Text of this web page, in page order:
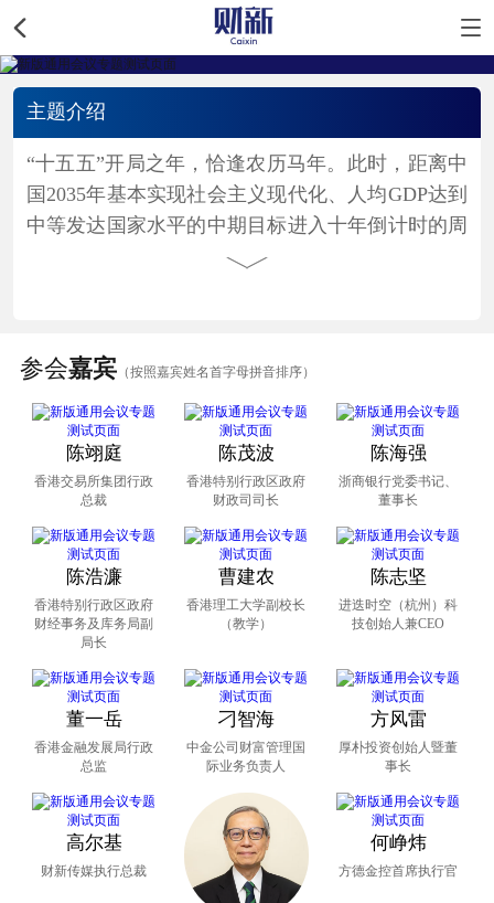
主题介绍
“十五五”开局之年，恰逢农历马年。此时，距离中
国2035年基本实现社会主义现代化、人均GDP达到
中等发达国家水平的中期目标进入十年倒计时的周
期。在全球局势激烈演变、不确定性加剧的当下，
动荡的最大砝码。
势在全球化失速、全球市场愈发碎片化的时代，显
得尤为重要。而周边区域融合发展的区域一体化，
正是这种强大国内市场的动力所在。无论是联通东
圈，都是中国高质量发展的核心引擎。改开迄今已
近五十载，期间有过不少经验总结。但始终未变
的，则是创新与发展扮演的角色。这其中，既有技
术的创新，也有制度体制的创新，既有前期高数字
增长带来的底气，亦有如今侧重可持续、开创性的
发展。蓄力创新，共谋发展，中国这艘大船方能行
稳致远。
参会嘉宾（按照嘉宾姓名首字母拼音排序）
陈翊庭
香港交易所集团行政
总裁
陈茂波
香港特别行政区政府
财政司司长
陈海强
浙商银行党委书记、
董事长
陈浩濂
香港特别行政区政府
财经事务及库务局副
局长
曹建农
香港理工大学副校长
（教学）
陈志坚
进迭时空（杭州）科
技创始人兼CEO
董一岳
香港金融发展局行政
总监
刁智海
中金公司财富管理国
际业务负责人
方风雷
厚朴投资创始⼈暨董
事长
高尔基
财新传媒执行总裁
何峥炜
方德金控首席执行官